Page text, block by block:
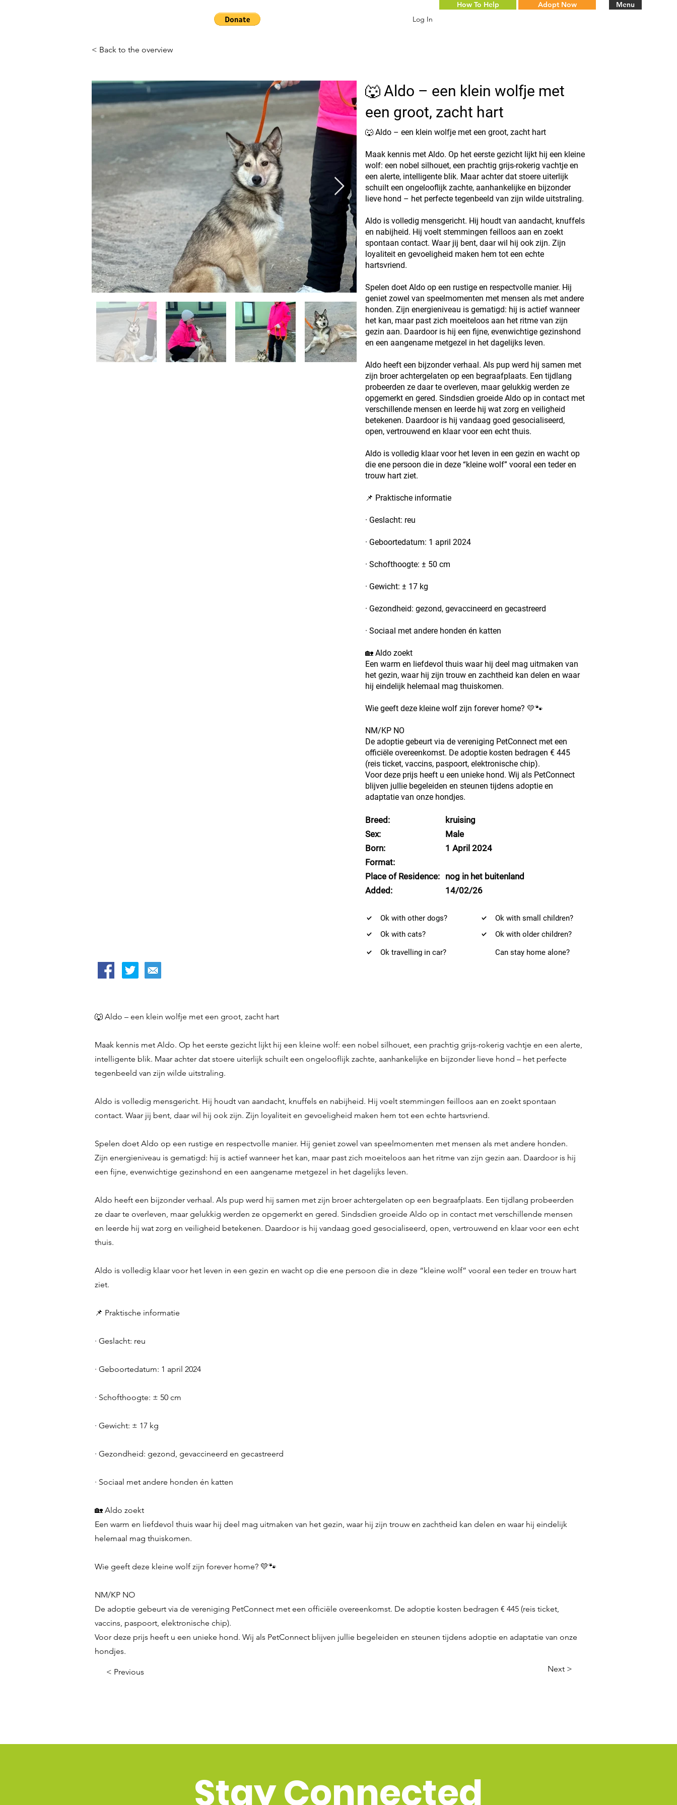
Log In
How To Help Adopt Now Menu
< Back to the overview
🐺 Aldo – een klein wolfje met
een groot, zacht hart
🐺 Aldo – een klein wolfje met een groot, zacht hart
Maak kennis met Aldo. Op het eerste gezicht lijkt hij een kleine
wolf: een nobel silhouet, een prachtig grijs-rokerig vachtje en
een alerte, intelligente blik. Maar achter dat stoere uiterlijk
schuilt een ongelooflijk zachte, aanhankelijke en bijzonder
lieve hond – het perfecte tegenbeeld van zijn wilde uitstraling.
Aldo is volledig mensgericht. Hij houdt van aandacht, knuffels
en nabijheid. Hij voelt stemmingen feilloos aan en zoekt
spontaan contact. Waar jij bent, daar wil hij ook zijn. Zijn
loyaliteit en gevoeligheid maken hem tot een echte
hartsvriend.
Spelen doet Aldo op een rustige en respectvolle manier. Hij
geniet zowel van speelmomenten met mensen als met andere
honden. Zijn energieniveau is gematigd: hij is actief wanneer
het kan, maar past zich moeiteloos aan het ritme van zijn
gezin aan. Daardoor is hij een fijne, evenwichtige gezinshond
en een aangename metgezel in het dagelijks leven.
Aldo heeft een bijzonder verhaal. Als pup werd hij samen met
zijn broer achtergelaten op een begraafplaats. Een tijdlang
probeerden ze daar te overleven, maar gelukkig werden ze
opgemerkt en gered. Sindsdien groeide Aldo op in contact met
verschillende mensen en leerde hij wat zorg en veiligheid
betekenen. Daardoor is hij vandaag goed gesocialiseerd,
open, vertrouwend en klaar voor een echt thuis.
Aldo is volledig klaar voor het leven in een gezin en wacht op
die ene persoon die in deze “kleine wolf” vooral een teder en
trouw hart ziet.
📌 Praktische informatie
· Geslacht: reu
· Geboortedatum: 1 april 2024
· Schofthoogte: ± 50 cm
· Gewicht: ± 17 kg
· Gezondheid: gezond, gevaccineerd en gecastreerd
· Sociaal met andere honden én katten
🏡 Aldo zoekt
Een warm en liefdevol thuis waar hij deel mag uitmaken van
het gezin, waar hij zijn trouw en zachtheid kan delen en waar
hij eindelijk helemaal mag thuiskomen.
Wie geeft deze kleine wolf zijn forever home? 💛🐾
NM/KP NO
De adoptie gebeurt via de vereniging PetConnect met een
officiële overeenkomst. De adoptie kosten bedragen € 445
(reis ticket, vaccins, paspoort, elektronische chip).
Voor deze prijs heeft u een unieke hond. Wij als PetConnect
blijven jullie begeleiden en steunen tijdens adoptie en
adaptatie van onze hondjes.
Breed:
kruising
Sex:
Male
Born:
1 April 2024
Format:
Place of Residence: nog in het buitenland
Added:
14/02/26
Ok with other dogs?
Ok with cats?
Ok travelling in car?
Ok with small children?
Ok with older children?
Can stay home alone?
🐺 Aldo – een klein wolfje met een groot, zacht hart
Maak kennis met Aldo. Op het eerste gezicht lijkt hij een kleine wolf: een nobel silhouet, een prachtig grijs-rokerig vachtje en een alerte,
intelligente blik. Maar achter dat stoere uiterlijk schuilt een ongelooflijk zachte, aanhankelijke en bijzonder lieve hond – het perfecte
tegenbeeld van zijn wilde uitstraling.
Aldo is volledig mensgericht. Hij houdt van aandacht, knuffels en nabijheid. Hij voelt stemmingen feilloos aan en zoekt spontaan
contact. Waar jij bent, daar wil hij ook zijn. Zijn loyaliteit en gevoeligheid maken hem tot een echte hartsvriend.
Spelen doet Aldo op een rustige en respectvolle manier. Hij geniet zowel van speelmomenten met mensen als met andere honden.
Zijn energieniveau is gematigd: hij is actief wanneer het kan, maar past zich moeiteloos aan het ritme van zijn gezin aan. Daardoor is hij
een fijne, evenwichtige gezinshond en een aangename metgezel in het dagelijks leven.
Aldo heeft een bijzonder verhaal. Als pup werd hij samen met zijn broer achtergelaten op een begraafplaats. Een tijdlang probeerden
ze daar te overleven, maar gelukkig werden ze opgemerkt en gered. Sindsdien groeide Aldo op in contact met verschillende mensen
en leerde hij wat zorg en veiligheid betekenen. Daardoor is hij vandaag goed gesocialiseerd, open, vertrouwend en klaar voor een echt
thuis.
Aldo is volledig klaar voor het leven in een gezin en wacht op die ene persoon die in deze “kleine wolf” vooral een teder en trouw hart
ziet.
📌 Praktische informatie
· Geslacht: reu
· Geboortedatum: 1 april 2024
· Schofthoogte: ± 50 cm
· Gewicht: ± 17 kg
· Gezondheid: gezond, gevaccineerd en gecastreerd
· Sociaal met andere honden én katten
🏡 Aldo zoekt
Een warm en liefdevol thuis waar hij deel mag uitmaken van het gezin, waar hij zijn trouw en zachtheid kan delen en waar hij eindelijk
helemaal mag thuiskomen.
Wie geeft deze kleine wolf zijn forever home? 💛🐾
NM/KP NO
De adoptie gebeurt via de vereniging PetConnect met een officiële overeenkomst. De adoptie kosten bedragen € 445 (reis ticket,
vaccins, paspoort, elektronische chip).
Voor deze prijs heeft u een unieke hond. Wij als PetConnect blijven jullie begeleiden en steunen tijdens adoptie en adaptatie van onze
hondjes.
< Previous Next >
Stay Connected